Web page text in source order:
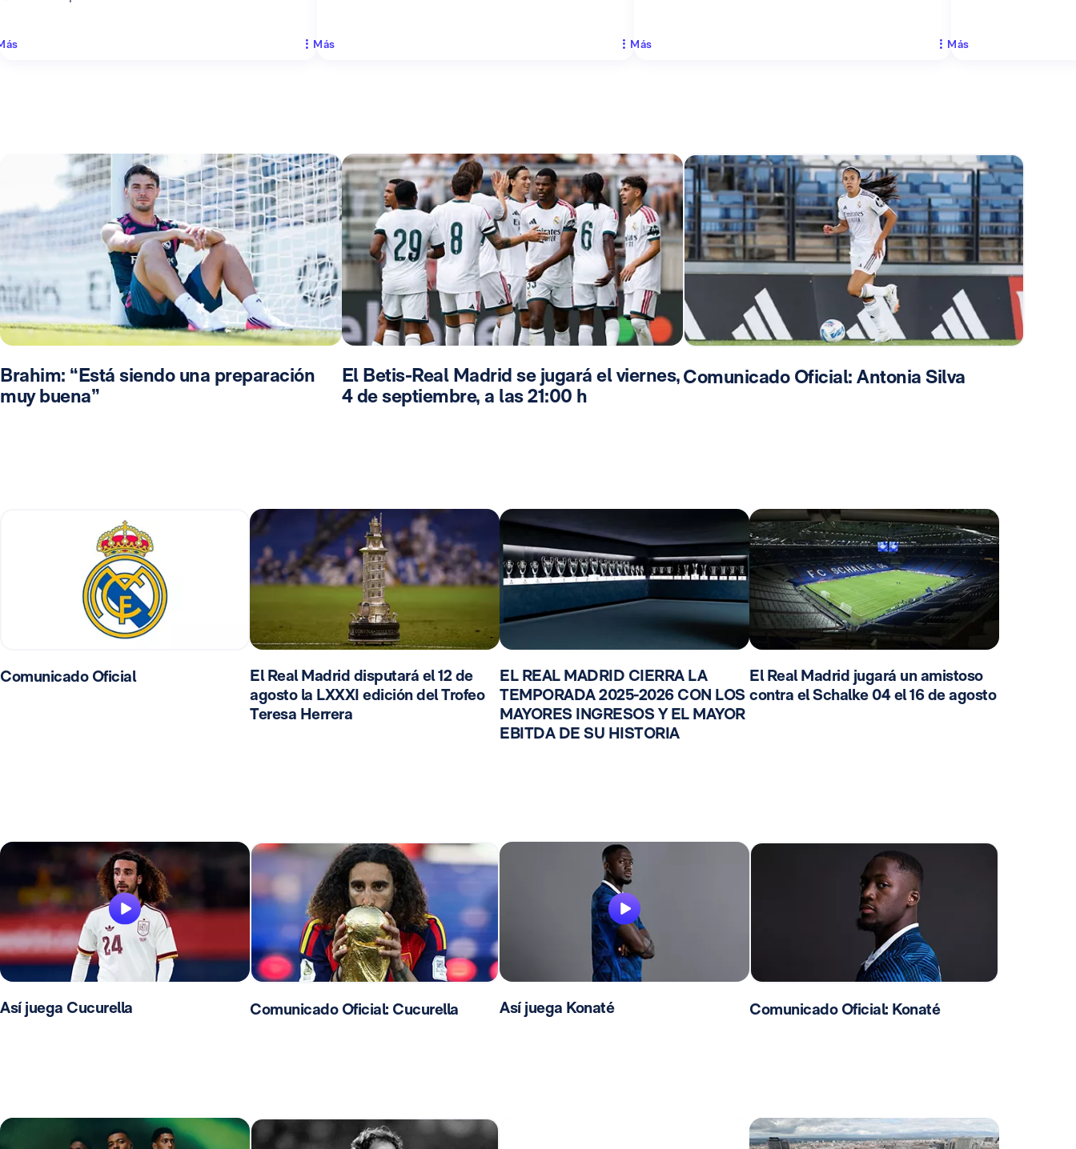
Más Más Más
Brahim: “Está siendo una preparación
muy buena”
El Betis-Real Madrid se jugará el viernes,
4 de septiembre, a las 21:00 h
Comunicado Oficial: Antonia Silva
Comunicado Oficial
El Real Madrid disputará el 12 de
agosto la LXXXI edición del Trofeo
Teresa Herrera
EL REAL MADRID CIERRA LA
TEMPORADA 2025-2026 CON LOS
MAYORES INGRESOS Y EL MAYOR
EBITDA DE SU HISTORIA
El Real Madrid jugará un amistoso
contra el Schalke 04 el 16 de agosto
Así juega Cucurella Comunicado Oficial: Cucurella Así juega Konaté Comunicado Oficial: Konaté